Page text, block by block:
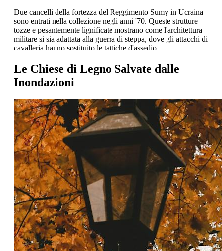
Due cancelli della fortezza del Reggimento Sumy in Ucraina
sono entrati nella collezione negli anni '70. Queste strutture
tozze e pesantemente lignificate mostrano come l'architettura
militare si sia adattata alla guerra di steppa, dove gli attacchi di
cavalleria hanno sostituito le tattiche d'assedio.
Le Chiese di Legno Salvate dalle
Inondazioni